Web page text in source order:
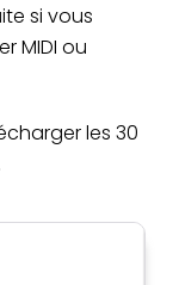
si vous
MIDI ou
les 30